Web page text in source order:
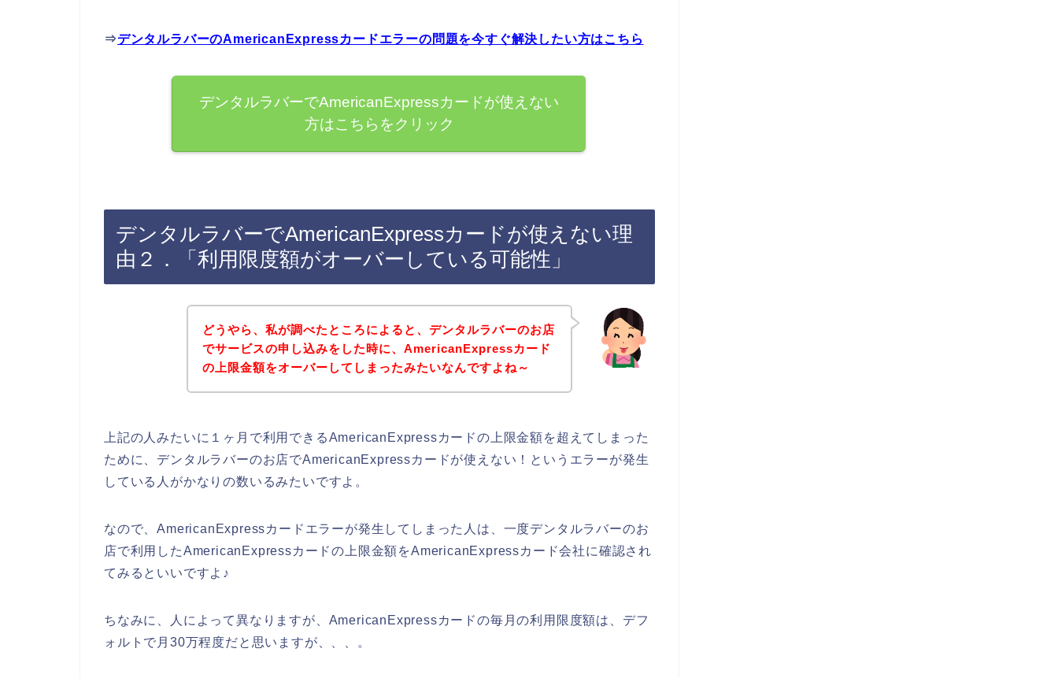
⇒デンタルラバーのAmericanExpressカードエラーの問題を今すぐ解決したい方はこちら
デンタルラバーでAmericanExpressカードが使えない
方はこちらをクリック
デンタルラバーでAmericanExpressカードが使えない理
由２．「利用限度額がオーバーしている可能性」
どうやら、私が調べたところによると、デンタルラバーのお店
でサービスの申し込みをした時に、AmericanExpressカード
の上限金額をオーバーしてしまったみたいなんですよね～
上記の人みたいに１ヶ月で利用できるAmericanExpressカードの上限金額を超えてしまった
ために、デンタルラバーのお店でAmericanExpressカードが使えない！というエラーが発生
している人がかなりの数いるみたいですよ。
なので、AmericanExpressカードエラーが発生してしまった人は、一度デンタルラバーのお
店で利用したAmericanExpressカードの上限金額をAmericanExpressカード会社に確認され
てみるといいですよ♪
ちなみに、人によって異なりますが、AmericanExpressカードの毎月の利用限度額は、デフ
ォルトで月30万程度だと思いますが、、、。